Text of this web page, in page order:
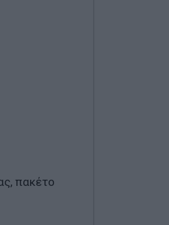
πακέτο